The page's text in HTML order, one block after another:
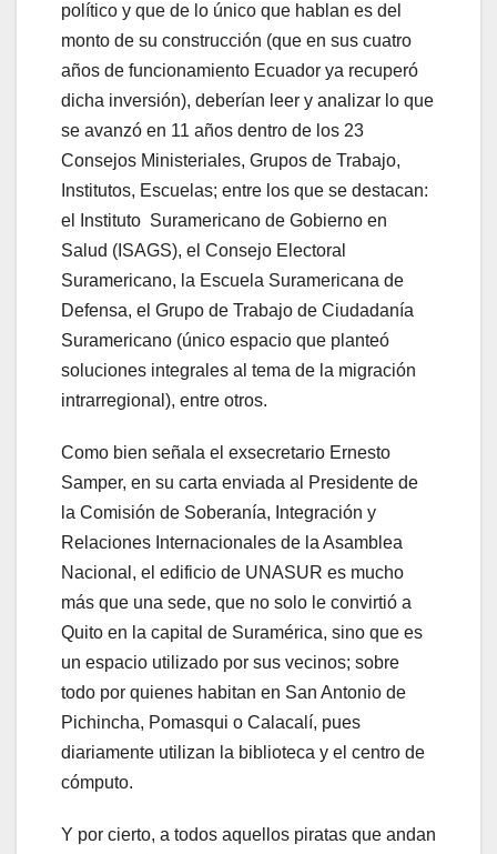
político y que de lo único que hablan es del
monto de su construcción (que en sus cuatro
años de funcionamiento Ecuador ya recuperó
dicha inversión), deberían leer y analizar lo que
se avanzó en 11 años dentro de los 23
Consejos Ministeriales, Grupos de Trabajo,
Institutos, Escuelas; entre los que se destacan:
el Instituto Suramericano de Gobierno en
Salud (ISAGS), el Consejo Electoral
Suramericano, la Escuela Suramericana de
Defensa, el Grupo de Trabajo de Ciudadanía
Suramericano (único espacio que planteó
soluciones integrales al tema de la migración
intrarregional), entre otros.
Como bien señala el exsecretario Ernesto
Samper, en su carta enviada al Presidente de
la Comisión de Soberanía, Integración y
Relaciones Internacionales de la Asamblea
Nacional, el edificio de UNASUR es mucho
más que una sede, que no solo le convirtió a
Quito en la capital de Suramérica, sino que es
un espacio utilizado por sus vecinos; sobre
todo por quienes habitan en San Antonio de
Pichincha, Pomasqui o Calacalí, pues
diariamente utilizan la biblioteca y el centro de
cómputo.
Y por cierto, a todos aquellos piratas que andan